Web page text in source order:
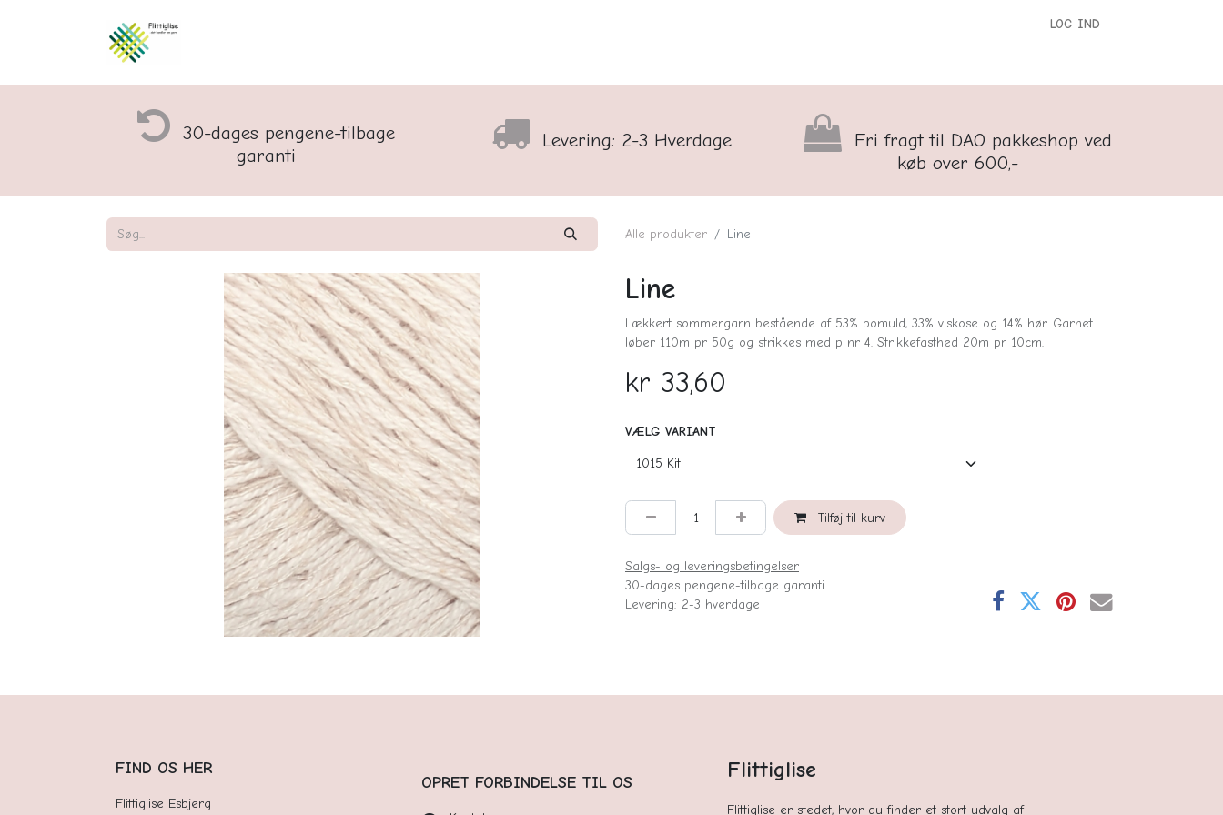
LOG IND
30-dages pengene-tilbage
garanti
Levering: 2-3 Hverdage
Fri fragt til DAO pakkeshop ved
køb over 600,-
Alle produkter Line
Line
Lækkert sommergarn bestående af 53% bomuld, 33% viskose og 14% hør. Garnet
løber 110m pr 50g og strikkes med p nr 4. Strikkefasthed 20m pr 10cm.
kr 33,60
VÆLG VARIANT
Tilføj til kurv
Salgs- og leveringsbetingelser
30-dages pengene-tilbage garanti
Levering: 2-3 hverdage
FIND OS HER
Flittiglise Esbjerg
OPRET FORBINDELSE TIL OS
Flittiglise
Flittiglise er stedet, hvor du finder et stort udvalg af